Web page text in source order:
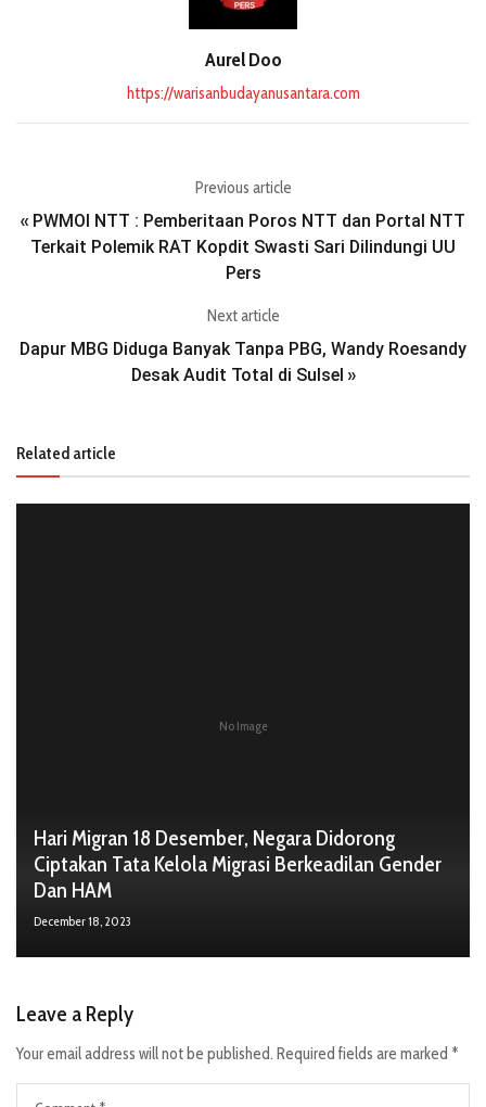
Aurel Doo
https://warisanbudayanusantara.com
Previous article
« PWMOI NTT : Pemberitaan Poros NTT dan Portal NTT
Terkait Polemik RAT Kopdit Swasti Sari Dilindungi UU
Pers
Next article
Dapur MBG Diduga Banyak Tanpa PBG, Wandy Roesandy
Desak Audit Total di Sulsel »
Related article
No Image
Hari Migran 18 Desember, Negara Didorong
Ciptakan Tata Kelola Migrasi Berkeadilan Gender
Dan HAM
December 18, 2023
Leave a Reply
Your email address will not be published. Required fields are marked *